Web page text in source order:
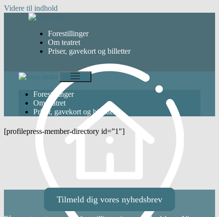
Videre til indhold
Forestillinger
Om teatret
Priser, gavekort og billetter
Forestillinger
Om teatret
Priser, gavekort og billetter
[profilepress-member-directory id=”1″]
Tilmeld dig vores nyhedsbrev